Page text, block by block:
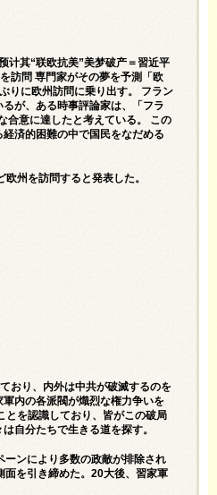
计其“联欧抗美”美梦破产＝習近平
訪問 専門家がその夢を予測「欧
りに欧州訪問に乗り出す。 フラン
が、ある時事評論家は、「フラ
合意に達したと考えている。 この
済的困難の中で国民をなだめる
州を訪問すると発表した。
おり、内外は中共が破滅するのを
内の各派閥が熾烈な権力争いを
とを認識しており、皆がこの破局
自分たちで生きる道を探す。
ーンにより多数の政敵が排除され
面を引き締めた。20大後、習家軍